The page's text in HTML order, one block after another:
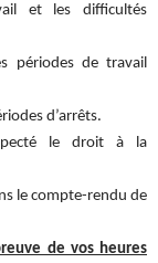
et les difficultés
périodes de travail
d’arrêts.
le droit à la
le compte-rendu de
de vos heures